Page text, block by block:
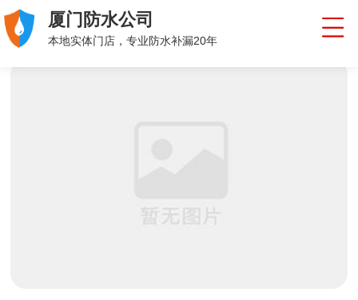
厦门防水公司
本地实体门店，专业防水补漏20年